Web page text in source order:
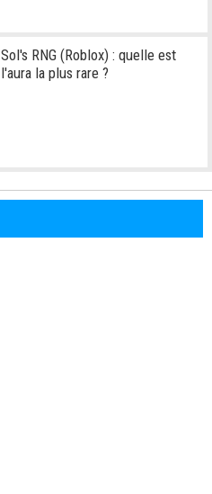
Sol's RNG (Roblox) : quelle est
l'aura la plus rare ?